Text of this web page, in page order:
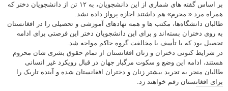
بر اساس گفته های شماری از این دانشجویان، به ۱۲ تن از دانشجویان دختر که
همراه مرد « محرم» هم داشتند اجازه پرواز داده نشد.
طالبان دانشگاه‌ها، مکتب ها و همه نهادهای آموزشی و تحصیلی را در افغانستان
به روی دختران بسته‌اند و برای این دانشجویان دختر این فرصتی برای ادامه
تحصیل بود که با تأسف با مخالفت گروه حاکم مواجه شد.
در شرایط کنونی دختران و زنان افغانستان از تمام حقوق بشری شان محروم
هستند، ادامه این وضع و سکوت مرگبار جهان در قبال رویکرد غیر انسانی
طالبان منجر به تجرید بیشتر زنان و دختران افغانستان شده و آینده تاریک را
برای افغانستان رقم خواهند زد.